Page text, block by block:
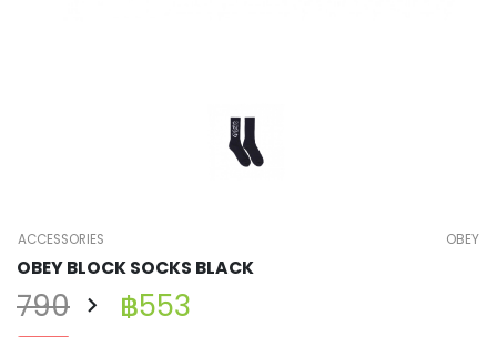
ACCESSORIES OBEY
OBEY BLOCK SOCKS BLACK
790 ฿553